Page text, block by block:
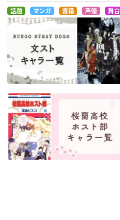
話題 マンガ 書籍 声優 舞